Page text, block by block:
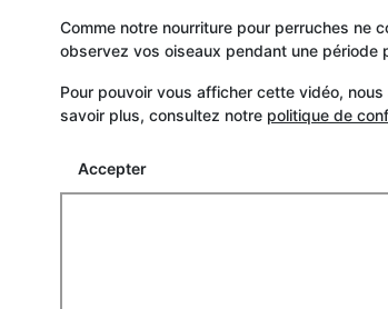
Comme notre nourriture pour perruches ne
observez vos oiseaux pendant une
Pour pouvoir vous afficher cette vidéo,
savoir plus, consultez notre politique de
Accepter